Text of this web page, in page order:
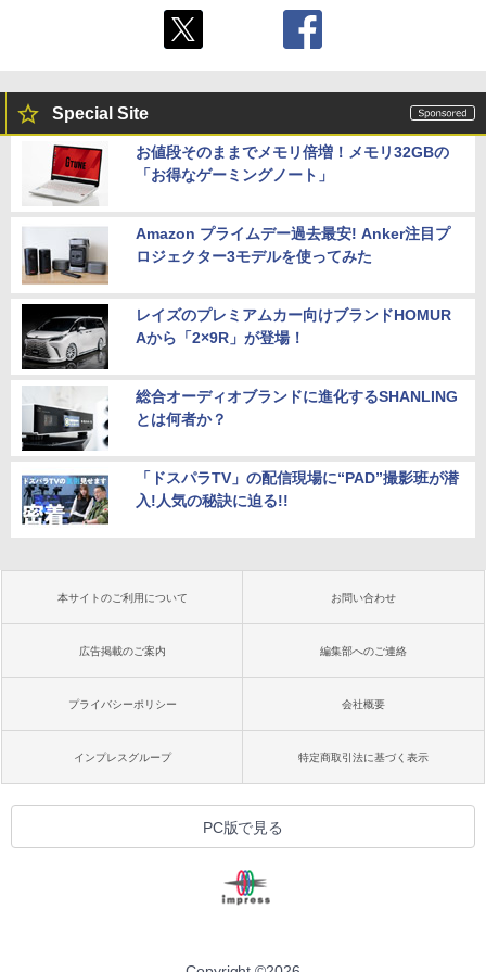
￥8,118
￥7,480
￥6,500
Special Site
お値段そのままでメモリ倍増！メモリ32GBの
「お得なゲーミングノート」
Amazon プライムデー過去最安! Anker注目プ
ロジェクター3モデルを使ってみた
レイズのプレミアムカー向けブランドHOMUR
Aから「2×9R」が登場！
総合オーディオブランドに進化するSHANLING
とは何者か？
「ドスパラTV」の配信現場に“PAD”撮影班が潜
入!人気の秘訣に迫る!!
本サイトのご利用について お問い合わせ
広告掲載のご案内 編集部へのご連絡
プライバシーポリシー 会社概要
インプレスグループ 特定商取引法に基づく表示
PC版で見る